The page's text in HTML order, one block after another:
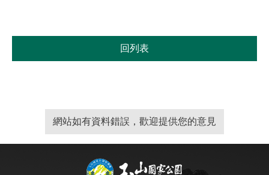
回列表
網站如有資料錯誤，歡迎提供您的意見